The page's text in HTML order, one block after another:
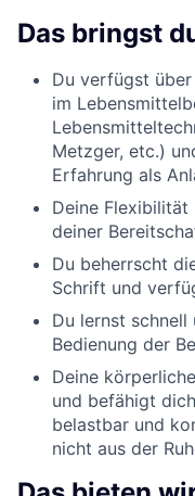
Das bringst
Du verfügst
im
Metzger, etc.)
Erfahrung als
Deine
deiner
Du beherrscht
Schrift und
Du lernst
Bedienung der
Deine
und befähigt
belastbar und
nicht aus der